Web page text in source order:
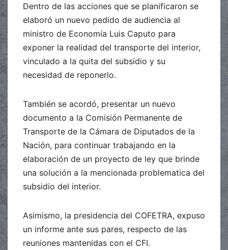
Dentro de las acciones que se planificaron se
elaboró un nuevo pedido de audiencia al
ministro de Economía Luis Caputo para
exponer la realidad del transporte del interior,
vinculado a la quita del subsidio y su
necesidad de reponerlo.
También se acordó, presentar un nuevo
documento a la Comisión Permanente de
Transporte de la Cámara de Diputados de la
Nación, para continuar trabajando en la
elaboración de un proyecto de ley que brinde
una solución a la mencionada problematica del
subsidio del interior.
Asimismo, la presidencia del COFETRA, expuso
un informe ante sus pares, respecto de las
reuniones mantenidas con el CFI.